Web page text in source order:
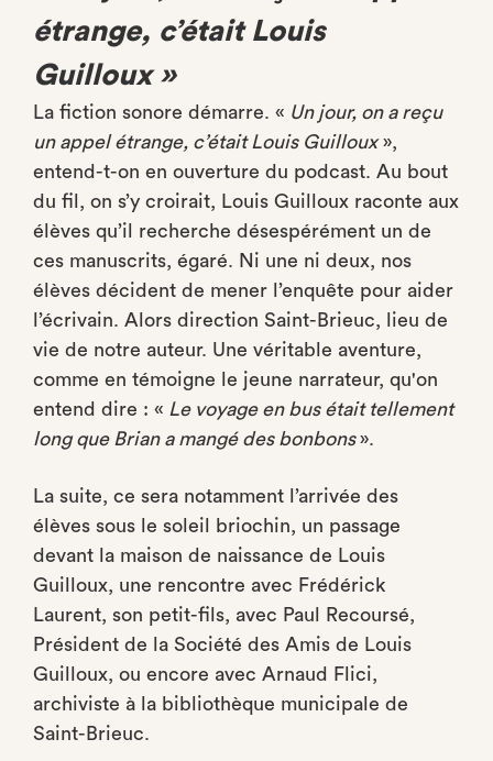
étrange, c’était Louis
Guilloux »
La fiction sonore démarre. « Un jour, on a reçu
un appel étrange, c’était Louis Guilloux»,
entend-t-on en ouverture du podcast. Au bout
du fil, on s’y croirait, Louis Guilloux raconte aux
élèves qu’il recherche désespérément un de
ces manuscrits, égaré. Ni une ni deux, nos
élèves décident de mener l’enquête pour aider
l’écrivain. Alors direction Saint-Brieuc, lieu de
vie de notre auteur. Une véritable aventure,
comme en témoigne le jeune narrateur, qu'on
entend dire : « Le voyage en bus était tellement
long que Brian a mangé des bonbons».
La suite, ce sera notamment l’arrivée des
élèves sous le soleil briochin, un passage
devant la maison de naissance de Louis
Guilloux, une rencontre avec Frédérick
Laurent, son petit-fils, avec Paul Recoursé,
Président de la Société des Amis de Louis
Guilloux, ou encore avec Arnaud Flici,
archiviste à la bibliothèque municipale de
Saint-Brieuc.